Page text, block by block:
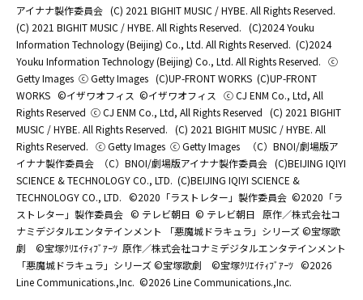
アイナナ製作委員会 (C) 2021 BIGHIT MUSIC / HYBE. All Rights Reserved.
(C) 2021 BIGHIT MUSIC / HYBE. All Rights Reserved. (C)2024 Youku
Information Technology (Beijing) Co., Ltd. All Rights Reserved. (C)2024
Youku Information Technology (Beijing) Co., Ltd. All Rights Reserved. ⓒ
Getty Images ⓒ Getty Images (C)UP-FRONT WORKS (C)UP-FRONT
WORKS ©イザワオフィス ©イザワオフィス ⓒ CJ ENM Co., Ltd, All
Rights Reserved ⓒ CJ ENM Co., Ltd, All Rights Reserved (C) 2021 BIGHIT
MUSIC / HYBE. All Rights Reserved. (C) 2021 BIGHIT MUSIC / HYBE. All
Rights Reserved. ⓒ Getty Images ⓒ Getty Images
（C）BNOI/劇場版ア
イナナ製作委員会
（C）BNOI/劇場版アイナナ製作委員会 (C)BEIJING IQIYI
SCIENCE & TECHNOLOGY CO., LTD. (C)BEIJING IQIYI SCIENCE &
TECHNOLOGY CO., LTD. ©2020「ラストレター」製作委員会 ©2020「ラ
ストレター」製作委員会 © テレビ朝日 © テレビ朝日 原作／株式会社コ
ナミデジタルエンタテインメント 「悪魔城ドラキュラ」シリーズ ©宝塚歌
劇 ©宝塚ｸﾘｴｲﾃｨﾌﾞｱｰﾂ 原作／株式会社コナミデジタルエンタテインメント
「悪魔城ドラキュラ」シリーズ ©宝塚歌劇 ©宝塚ｸﾘｴｲﾃｨﾌﾞｱｰﾂ ©2026
Line Communications.,Inc. ©2026 Line Communications.,Inc.